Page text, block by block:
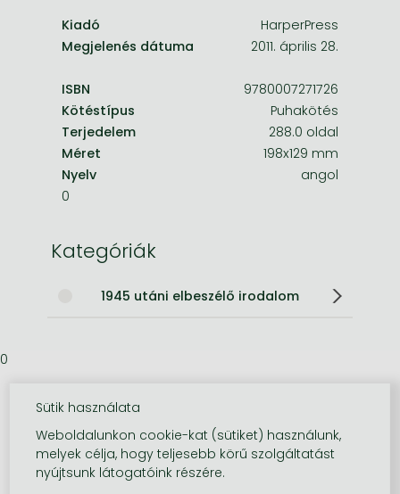
Kiadó
HarperPress
Megjelenés dátuma
2011. április 28.
ISBN
9780007271726
Kötéstípus
Puhakötés
Terjedelem
288.0 oldal
Méret
198x129 mm
Nyelv
angol
0
Kategóriák
1945 utáni elbeszélő irodalom
0
Sütik használata
Weboldalunkon cookie-kat (sütiket) használunk,
melyek célja, hogy teljesebb körű szolgáltatást
nyújtsunk látogatóink részére.